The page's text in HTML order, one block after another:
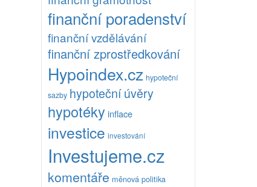
finanční poradenství
finanční vzdělávání
finanční zprostředkování
Hypoindex.cz hypoteční
sazby hypoteční úvěry
hypotéky inflace
investice investování
Investujeme.cz
komentáře měnová politika